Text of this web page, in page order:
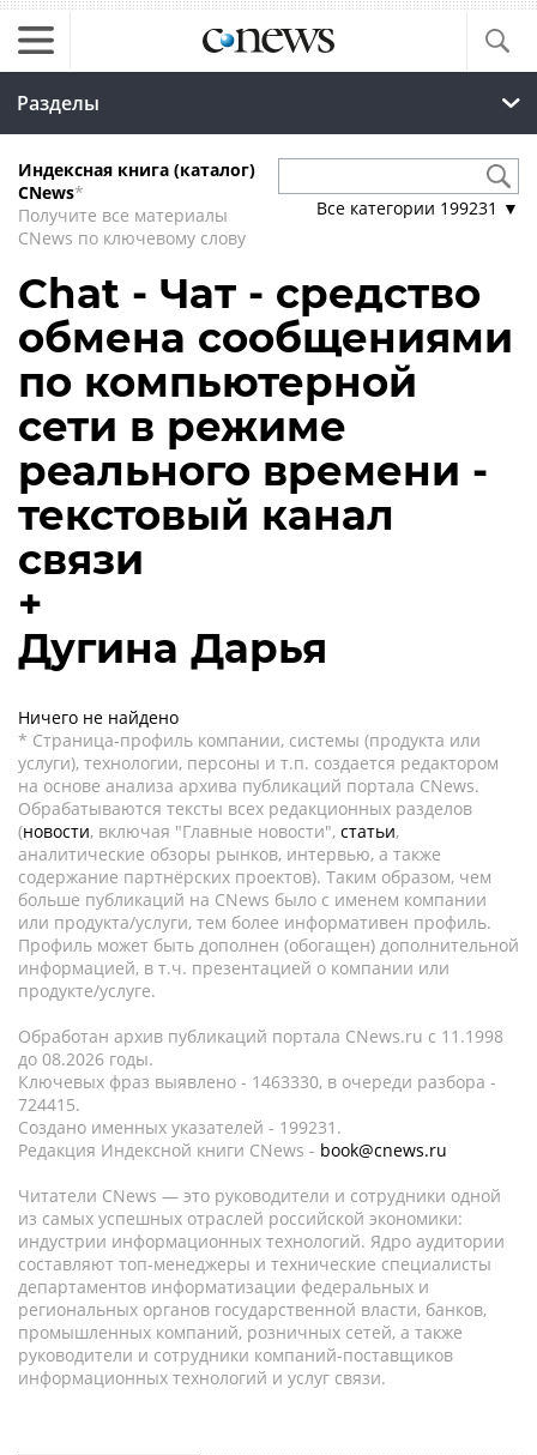
Разделы
Индексная книга (каталог)
CNews*
Получите все материалы
CNews по ключевому слову
Все категории 199231 ▼
Chat - Чат - средство
обмена сообщениями
по компьютерной
сети в режиме
реального времени -
текстовый канал
связи
+
Дугина Дарья
Ничего не найдено
* Страница-профиль компании, системы (продукта или
услуги), технологии, персоны и т.п. создается редактором
на основе анализа архива публикаций портала CNews.
Обрабатываются тексты всех редакционных разделов
(новости, включая "Главные новости", статьи,
аналитические обзоры рынков, интервью, а также
содержание партнёрских проектов). Таким образом, чем
больше публикаций на CNews было с именем компании
или продукта/услуги, тем более информативен профиль.
Профиль может быть дополнен (обогащен) дополнительной
информацией, в т.ч. презентацией о компании или
продукте/услуге.
Обработан архив публикаций портала CNews.ru c 11.1998
до 08.2026 годы.
Ключевых фраз выявлено - 1463330, в очереди разбора -
724415.
Создано именных указателей - 199231.
Редакция Индексной книги CNews - book@cnews.ru
Читатели CNews — это руководители и сотрудники одной
из самых успешных отраслей российской экономики:
индустрии информационных технологий. Ядро аудитории
составляют топ-менеджеры и технические специалисты
департаментов информатизации федеральных и
региональных органов государственной власти, банков,
промышленных компаний, розничных сетей, а также
руководители и сотрудники компаний-поставщиков
информационных технологий и услуг связи.